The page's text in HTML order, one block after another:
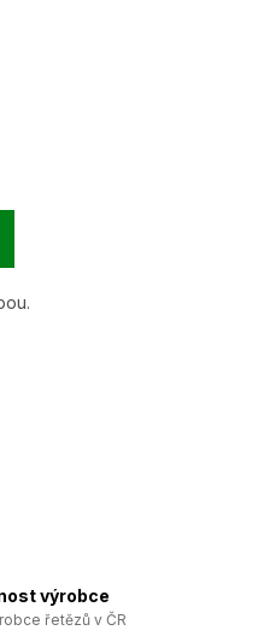
výrobce
řetězů v ČR